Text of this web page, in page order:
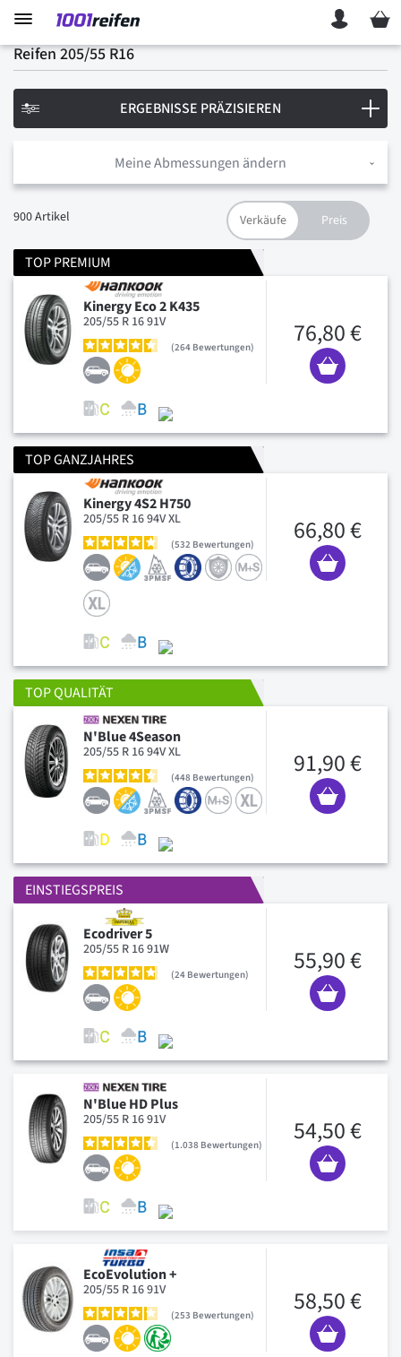
Mein
Reifen 205/55 R16
Meine Abmessungen ändern
900Artikel
TOP PREMIUM
Kinergy Eco 2 K435
205/55 R 16 91V
264 Bewertungen 76,80 €
TOP GANZJAHRES
Kinergy 4S2 H750
205/55 R 16 94V XL
532 Bewertungen 66,80 €
TOP QUALITÄT
N'Blue 4Season
205/55 R 16 94V XL
448 Bewertungen 91,90 €
EINSTIEGSPREIS
Ecodriver 5
205/55 R 16 91W
24 Bewertungen 55,90 €
N'Blue HD Plus
205/55 R 16 91V
1.038 Bewertungen 54,50 €
EcoEvolution +
205/55 R 16 91V
253 Bewertungen 58,50 €
ERGEBNISSE PRÄZISIEREN